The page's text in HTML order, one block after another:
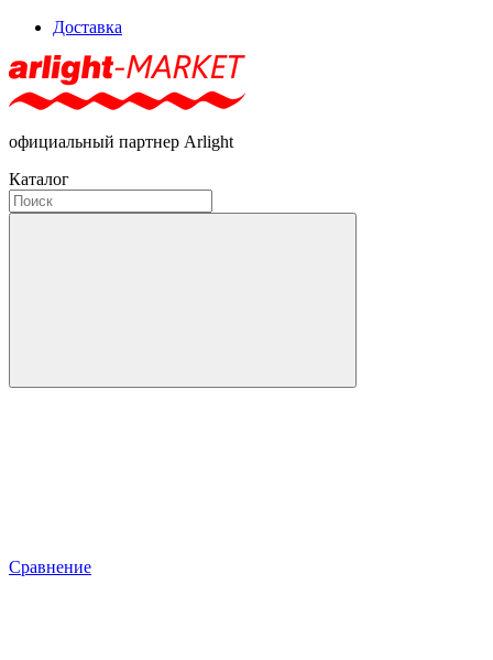
Доставка
официальный партнер Arlight
Каталог
Сравнение